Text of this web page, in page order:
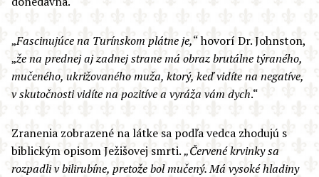
„Fascinujúce na Turínskom plátne je,“ hovorí Dr. Johnston,
„že na prednej aj zadnej strane má obraz brutálne týraného,
mučeného, ukrižovaného muža, ktorý, keď vidíte na negatíve,
v skutočnosti vidíte na pozitíve a vyráža vám dych.“
Zranenia zobrazené na látke sa podľa vedca zhodujú s
biblickým opisom Ježišovej smrti.„Červené krvinky sa
rozpadli v bilirubíne, pretože bol mučený. Má vysoké hladiny